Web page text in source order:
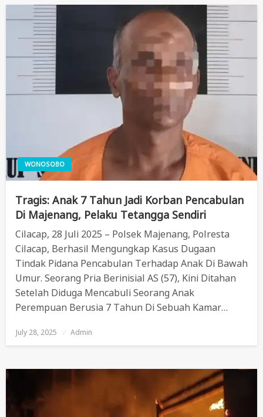
WONOSOBO
Tragis: Anak 7 Tahun Jadi Korban Pencabulan
Di Majenang, Pelaku Tetangga Sendiri
Cilacap, 28 Juli 2025 – Polsek Majenang, Polresta
Cilacap, Berhasil Mengungkap Kasus Dugaan
Tindak Pidana Pencabulan Terhadap Anak Di Bawah
Umur. Seorang Pria Berinisial AS (57), Kini Ditahan
Setelah Diduga Mencabuli Seorang Anak
Perempuan Berusia 7 Tahun Di Sebuah Kamar…
Posted
On
July 28, 2025 Admin